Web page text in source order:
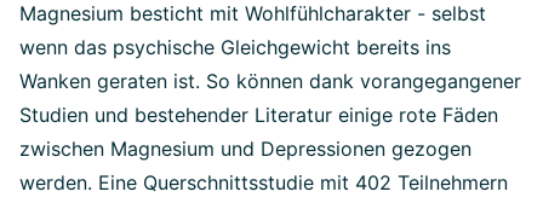
Magnesium besticht mit Wohlfühlcharakter - selbst
wenn das psychische Gleichgewicht bereits ins
Wanken geraten ist. So können dank vorangegangener
Studien und bestehender Literatur einige rote Fäden
zwischen Magnesium und Depressionen gezogen
werden. Eine Querschnittsstudie mit 402 Teilnehmern